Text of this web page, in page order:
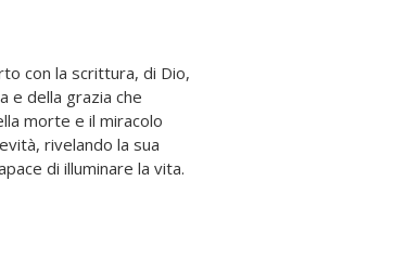
di illuminare la vita.